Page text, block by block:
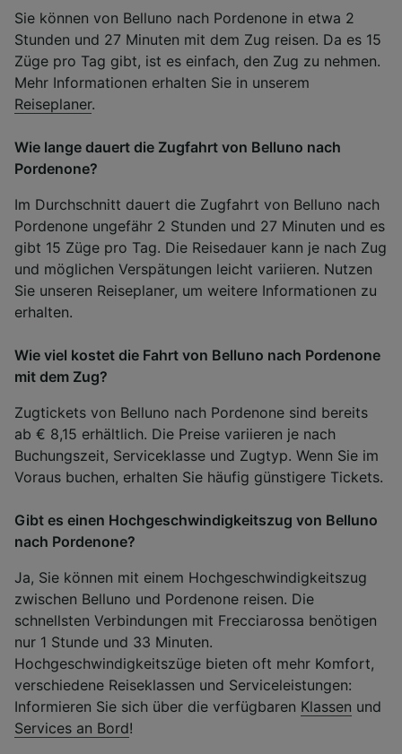
Sie können von Belluno nach Pordenone in etwa 2
Stunden und 27 Minuten mit dem Zug reisen. Da es 15
Züge pro Tag gibt, ist es einfach, den Zug zu nehmen.
Mehr Informationen erhalten Sie in unserem
Reiseplaner.
Wie lange dauert die Zugfahrt von Belluno nach
Pordenone?
Im Durchschnitt dauert die Zugfahrt von Belluno nach
Pordenone ungefähr 2 Stunden und 27 Minuten und es
gibt 15 Züge pro Tag. Die Reisedauer kann je nach Zug
und möglichen Verspätungen leicht variieren. Nutzen
Sie unseren Reiseplaner, um weitere Informationen zu
erhalten.
Wie viel kostet die Fahrt von Belluno nach Pordenone
mit dem Zug?
Zugtickets von Belluno nach Pordenone sind bereits
ab € 8,15 erhältlich. Die Preise variieren je nach
Buchungszeit, Serviceklasse und Zugtyp. Wenn Sie im
Voraus buchen, erhalten Sie häufig günstigere Tickets.
Gibt es einen Hochgeschwindigkeitszug von Belluno
nach Pordenone?
Ja, Sie können mit einem Hochgeschwindigkeitszug
zwischen Belluno und Pordenone reisen. Die
schnellsten Verbindungen mit Frecciarossa benötigen
nur 1 Stunde und 33 Minuten.
Hochgeschwindigkeitszüge bieten oft mehr Komfort,
verschiedene Reiseklassen und Serviceleistungen:
Informieren Sie sich über die verfügbaren Klassen und
Services an Bord!